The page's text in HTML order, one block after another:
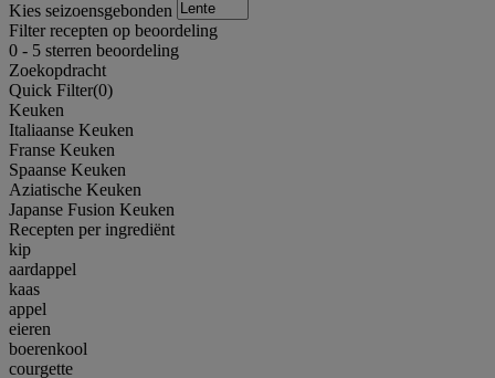
Kies seizoensgebonden
Filter recepten op beoordeling
0 - 5 sterren beoordeling
Zoekopdracht
Quick Filter(0)
Keuken
Italiaanse Keuken
Franse Keuken
Spaanse Keuken
Aziatische Keuken
Japanse Fusion Keuken
Recepten per ingrediënt
kip
aardappel
kaas
appel
eieren
boerenkool
courgette